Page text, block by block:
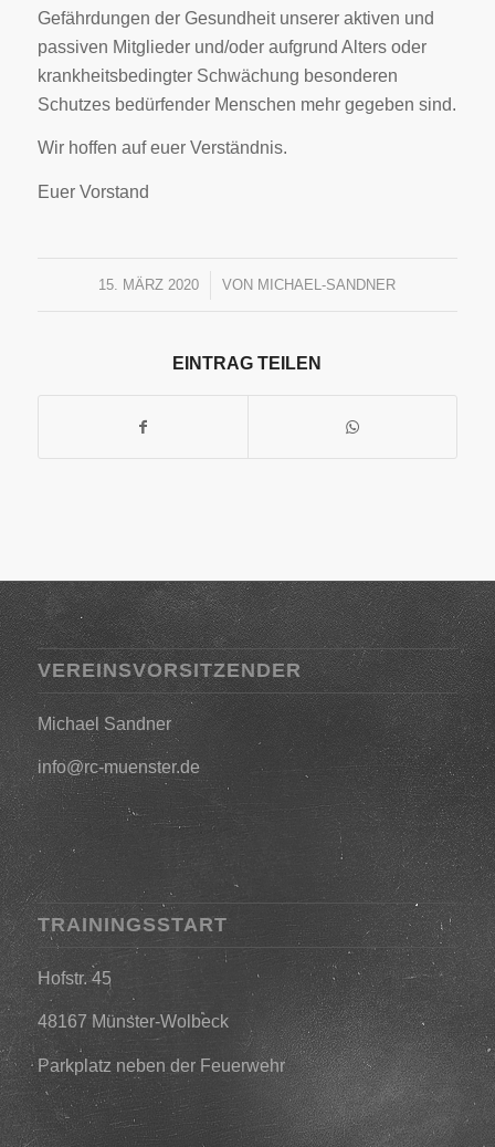
Gefährdungen der Gesundheit unserer aktiven und
passiven Mitglieder und/oder aufgrund Alters oder
krankheitsbedingter Schwächung besonderen
Schutzes bedürfender Menschen mehr gegeben sind.
Wir hoffen auf euer Verständnis.
Euer Vorstand
15. MÄRZ 2020
/ VON MICHAEL-SANDNER
EINTRAG TEILEN
VEREINSVORSITZENDER
Michael Sandner
info@rc-muenster.de
TRAININGSSTART
Hofstr. 45
48167 Münster-Wolbeck
Parkplatz neben der Feuerwehr